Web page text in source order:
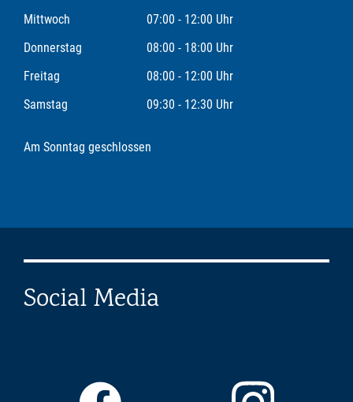
Mittwoch
07:00 - 12:00 Uhr
Donnerstag
08:00 - 18:00 Uhr
Freitag
08:00 - 12:00 Uhr
Samstag
09:30 - 12:30 Uhr
Am Sonntag geschlossen
Social Media